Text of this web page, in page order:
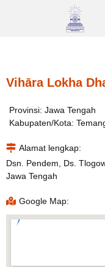
Vihāra Lokha
Provinsi: Jawa Tengah
Kabupaten/Kota:
Alamat lengkap:
Dsn. Pendem, Ds.
Jawa Tengah
Google Map: